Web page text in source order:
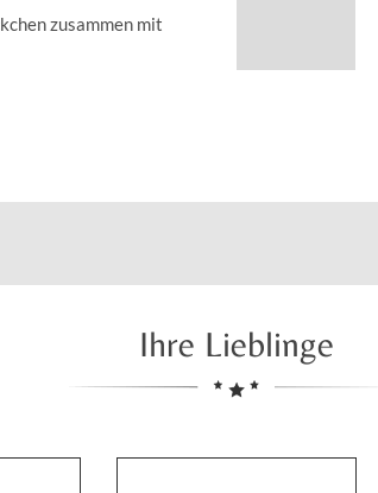
zusammen mit
Ihre Lieblinge